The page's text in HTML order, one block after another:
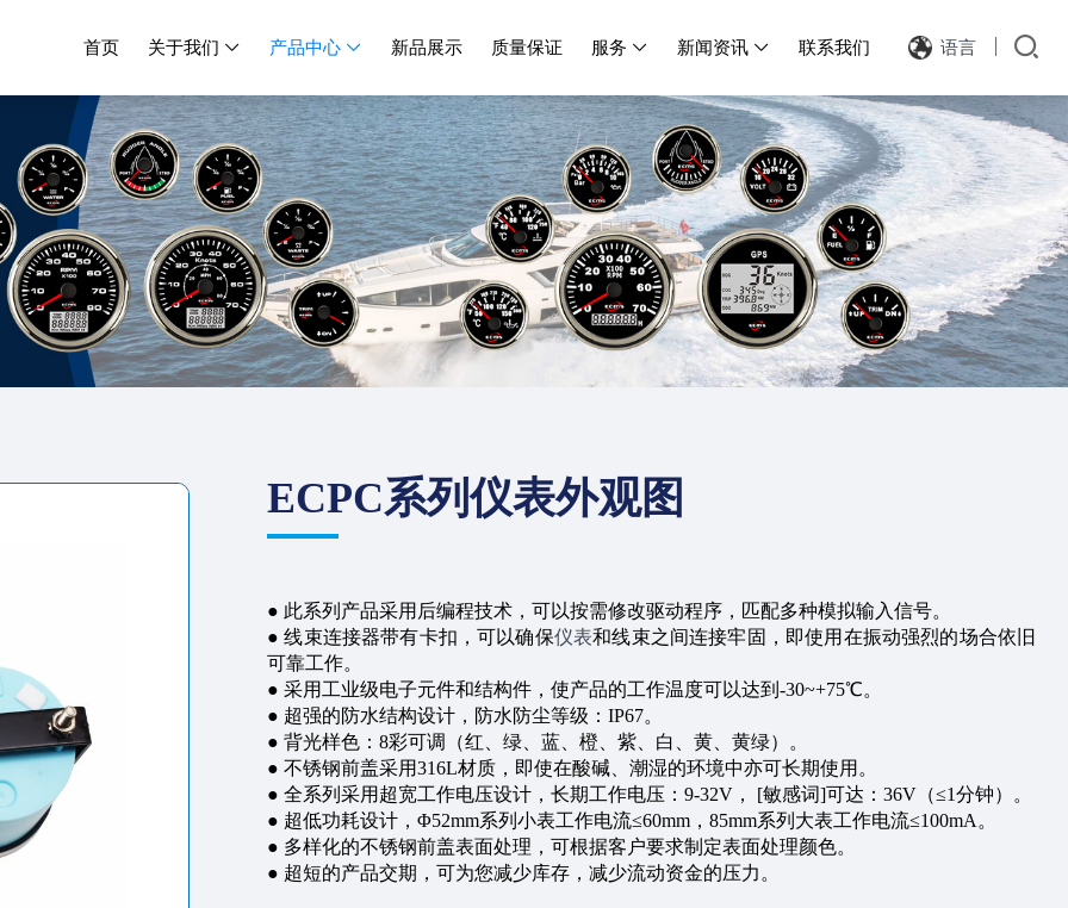
首页 关于我们  产品中心  新品展示 质量保证 服务  新闻资讯  联系我们 语言
ECPC系列仪表外观图
● 此系列产品采用后编程技术，可以按需修改驱动程序，匹配多种模拟输入信号。
● 线束连接器带有卡扣，可以确保仪表和线束之间连接牢固，即使用在振动强烈的场合依旧
可靠工作。
● 采用工业级电子元件和结构件，使产品的工作温度可以达到 -30~+75℃。
● 超强的防水结构设计，防水防尘等级： IP67。
● 背光样色： 8彩可调（红、绿、蓝、橙、紫、白、黄、黄绿）。
● 不锈钢前盖采用316L材质，即使在酸碱、潮湿的环境中亦可长期使用。
● 全系列采用超宽工作电压设计，长期工作电压： 9-32V ， [敏感词]可达： 36V （≤1分钟）。
● 超低功耗设计， Φ52mm系列小表工作电流≤60mm ， 85mm系列大表工作电流≤100mA 。
● 多样化的不锈钢前盖表面处理，可根据客户要求制定表面处理颜色。
● 超短的产品交期，可为您减少库存，减少流动资金的压力。